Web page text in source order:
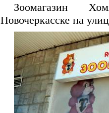
Зоомагазин
Новочеркасске на